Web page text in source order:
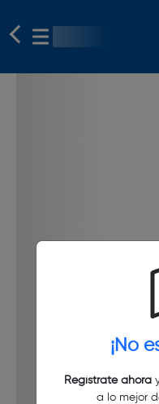
¡No
Regístrate ahora
a lo mejor